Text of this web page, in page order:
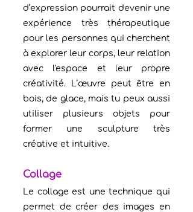
d’expression pourrait devenir une
expérience très thérapeutique
pour les personnes qui cherchent
à explorer leur corps, leur relation
avec l'espace et leur propre
créativité. L’œuvre peut être en
bois, de glace, mais tu peux aussi
utiliser plusieurs objets pour
former une sculpture très
créative et intuitive.
Collage
Le collage est une technique qui
permet de créer des images en